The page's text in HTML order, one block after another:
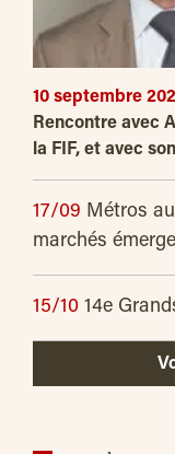
10 septembre
Rencontre avec
la FIF, et avec
17/09 Métros
marchés
15/10 14e